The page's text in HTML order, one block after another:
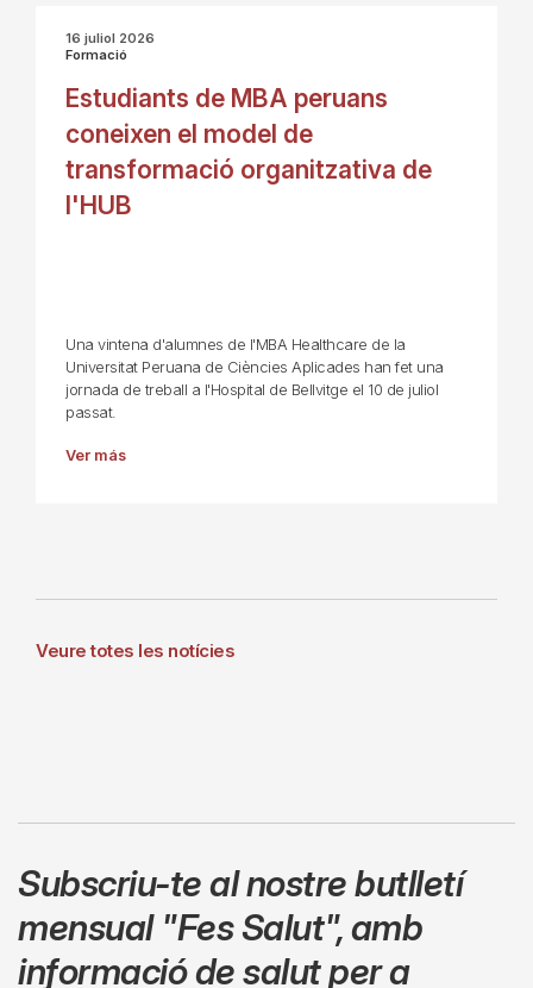
16 juliol 2026
Formació
Estudiants de MBA peruans
coneixen el model de
transformació organitzativa de
l'HUB
Una vintena d'alumnes de l'MBA Healthcare de la
Universitat Peruana de Ciències Aplicades han fet una
jornada de treball a l'Hospital de Bellvitge el 10 de juliol
passat.
Ver más
Veure totes les notícies
Subscriu-te al nostre butlletí
mensual "Fes Salut",amb
informació de salut per a